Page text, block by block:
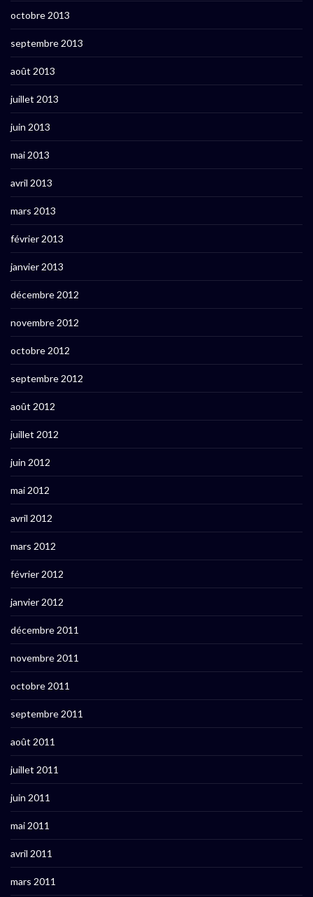
octobre 2013
septembre 2013
août 2013
juillet 2013
juin 2013
mai 2013
avril 2013
mars 2013
février 2013
janvier 2013
décembre 2012
novembre 2012
octobre 2012
septembre 2012
août 2012
juillet 2012
juin 2012
mai 2012
avril 2012
mars 2012
février 2012
janvier 2012
décembre 2011
novembre 2011
octobre 2011
septembre 2011
août 2011
juillet 2011
juin 2011
mai 2011
avril 2011
mars 2011